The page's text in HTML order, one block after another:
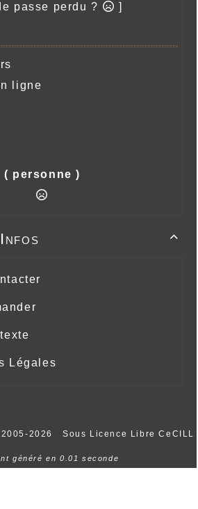
passe perdu ? ]
ligne
( personne )

Légales
2026 Sous Licence Libre CeCILL
généré en 0.01 seconde